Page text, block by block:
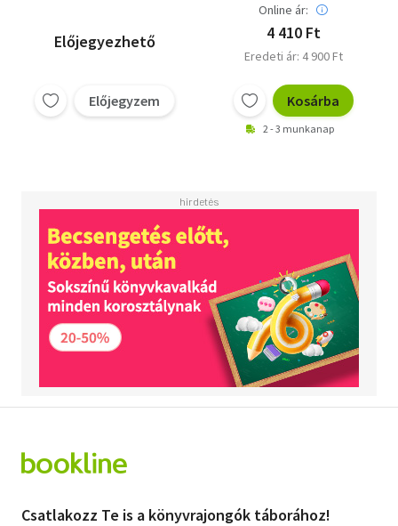
Előjegyezhető
Előjegyzem
Online ár:
4 410 Ft
Eredeti ár: 4 900 Ft
Kosárba
2 - 3 munkanap
Csatlakozz Te is a könyvrajongók táborához!